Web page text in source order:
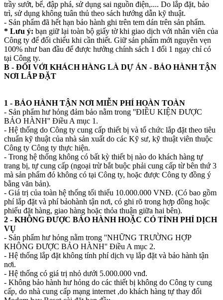
trầy sướt, bể, đập phá, sử dụng sai nguồn điện,.... Do lắp đặt, bảo
trì, sử dụng không tuân thủ theo sách hướng dẫn kỹ thuật.
- Sản phẩm đã hết hạn bảo hành ghi trên tem dán trên sản phẩm.
* Lưu ý: bạn giữ lại toàn bộ giấy tờ khi giao dịch với nhân viên của
Công ty để đối chiếu khi cần thiết. Giữ sản phẩm mới nguyên vẹn
100% như ban đầu để được hưởng chính sách 1 đổi 1 ngay chỉ có
tại Công ty.
B - ĐỐI VỚI KHÁCH HÀNG LÀ DỰ ÁN - BẢO HÀNH TẬN
NƠI LẮP ĐẶT
1 - BẢO HÀNH TẬN NƠI MIỄN PHÍ HOÀN TOÀN
- Sản phẩm hư hỏng đảm bảo nằm trong ''ĐIỀU KIỆN ĐƯỢC
BẢO HÀNH'' Điều A mục 1.
- Hệ thống do Công ty cung cấp thiết bị và tổ chức lắp đặt theo tiêu
chuẩn kỹ thuật của nhà sản xuất do các Kỹ sư, kỹ thuật viên thuộc
Công ty Công ty thực hiện.
- Trong hệ thống không có bất kỳ thiết bị nào do khách hàng tự
trang bị, tự cung cấp (ngoại trừ bắt buộc phải cung cấp từ bên thứ 3
mà sản phẩm đó không có tại Công ty, hoặc được Công ty đồng ý
bằng văn bản).
- Giá trị của toàn hệ thống tối thiểu 10.000.000 VNĐ. (Có bao gồm
phí lắp đặt và phí bảohành tận nơi, có ghi rõ trong hợp đồng hoặc
phiếu đặt hàng, giao hàng hoặc thỏa thuận giữa hai bên).
2 - KHÔNG ĐƯỢC BẢO HÀNH HOẶC CÓ TÍNH PHÍ DỊCH
VỤ
- Sản phẩm hư hỏng nằm trong ''NHỮNG TRƯỜNG HỢP
KHÔNG ĐƯỢC BẢO HÀNH'' Điều A mục 2.
- Hệ thống lắp đặt không tính phí dịch vụ lắp đặt và bảo hành tận
nơi.
- Hệ thống có giá trị nhỏ dưới 5.000.000 vnđ.
- Không bảo hành hư hỏng do các thiết bị không do Công ty cung
cấp, do nhà cung cấp mạng internet ,do khách hàng tự thay đổi